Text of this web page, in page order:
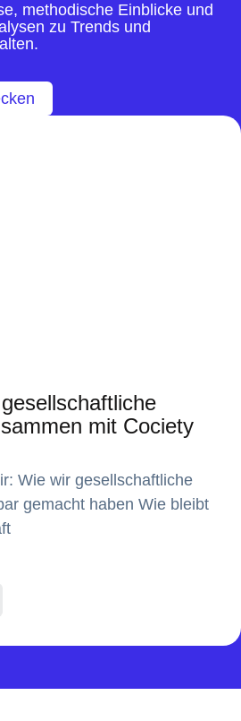
methodische Einblicke und
zu Trends und
mit Cociety
Wie wir gesellschaftliche
gemacht haben Wie bleibt